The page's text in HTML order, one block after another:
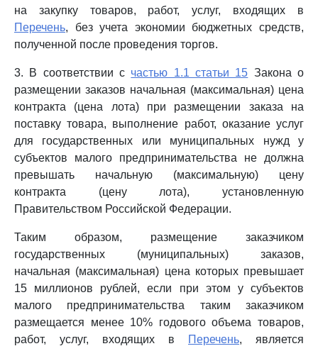
на закупку товаров, работ, услуг, входящих в
Перечень, без учета экономии бюджетных средств,
полученной после проведения торгов.
3. В соответствии с частью 1.1 статьи 15 Закона о
размещении заказов начальная (максимальная) цена
контракта (цена лота) при размещении заказа на
поставку товара, выполнение работ, оказание услуг
для государственных или муниципальных нужд у
субъектов малого предпринимательства не должна
превышать начальную (максимальную) цену
контракта (цену лота), установленную
Правительством Российской Федерации.
Таким образом, размещение заказчиком
государственных (муниципальных) заказов,
начальная (максимальная) цена которых превышает
15 миллионов рублей, если при этом у субъектов
малого предпринимательства таким заказчиком
размещается менее 10% годового объема товаров,
работ, услуг, входящих в
Перечень, является